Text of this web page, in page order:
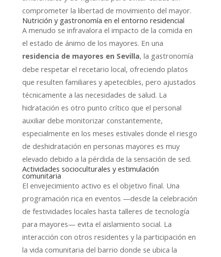
comprometer la libertad de movimiento del mayor.
Nutrición y gastronomía en el entorno residencial
A menudo se infravalora el impacto de la comida en
el estado de ánimo de los mayores. En una
residencia de mayores en Sevilla, la gastronomía
debe respetar el recetario local, ofreciendo platos
que resulten familiares y apetecibles, pero ajustados
técnicamente a las necesidades de salud. La
hidratación es otro punto crítico que el personal
auxiliar debe monitorizar constantemente,
especialmente en los meses estivales donde el riesgo
de deshidratación en personas mayores es muy
elevado debido a la pérdida de la sensación de sed.
Actividades socioculturales y estimulación
comunitaria
El envejecimiento activo es el objetivo final. Una
programación rica en eventos —desde la celebración
de festividades locales hasta talleres de tecnología
para mayores— evita el aislamiento social. La
interacción con otros residentes y la participación en
la vida comunitaria del barrio donde se ubica la